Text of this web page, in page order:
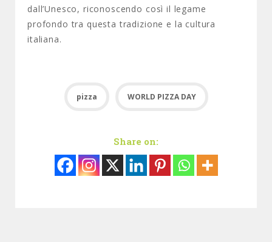
dall’Unesco, riconoscendo così il legame
profondo tra questa tradizione e la cultura
italiana.
pizza WORLD PIZZA DAY
Share on: